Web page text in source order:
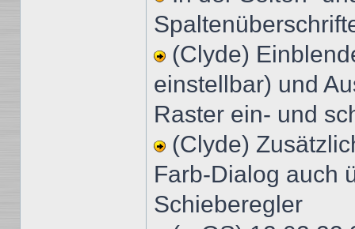
(Clyde)
einstellbar) und
Raster ein- und
(Clyde)
Farb-Dialog auch
Schieberegler